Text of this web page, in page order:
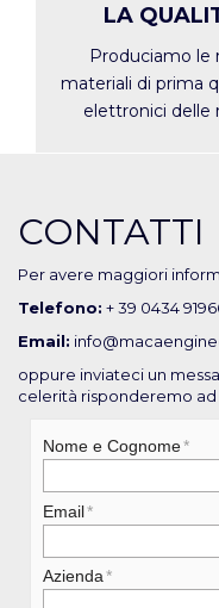
LA
Produciamo le
materiali di prima
elettronici delle
CONTATTI
Per avere maggiori
Telefono: + 39 0434
Email:
oppure inviateci un
celerità risponderemo ad
Nome e Cognome
Email
Azienda